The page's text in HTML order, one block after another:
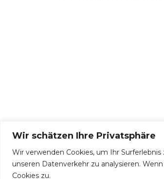
Wir schätzen Ihre Privatsphäre
Wir verwenden Cookies, um Ihr
unseren Datenverkehr zu analysieren.
Cookies zu.
© 2026 Sicherungen und